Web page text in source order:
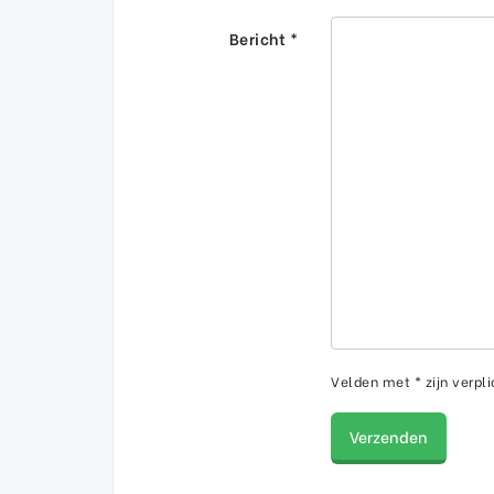
Bericht *
Velden met * zijn